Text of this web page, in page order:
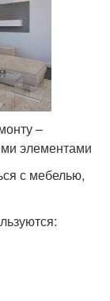
–
элементами
с мебелью,